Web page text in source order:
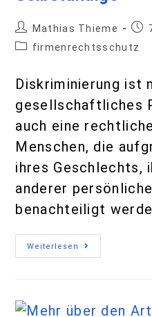
Mathias Thieme
firmenrechtsschutz
Diskriminierung ist
gesellschaftliches
auch eine
Menschen, die
ihres Geschlechts,
anderer
benachteiligt
Weiterlesen